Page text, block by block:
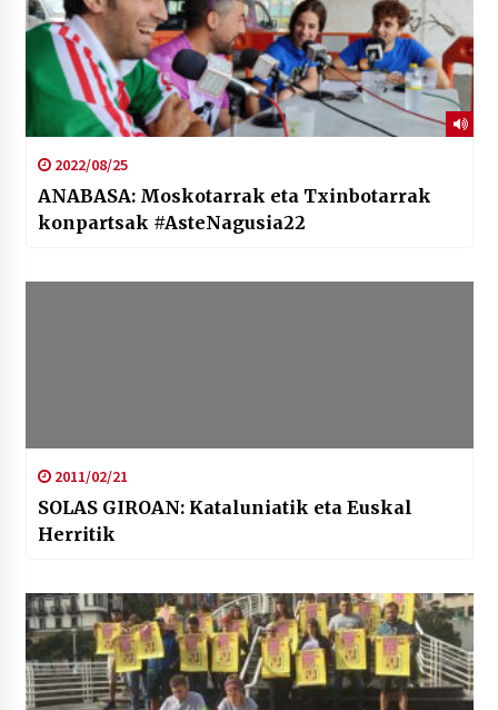
2022/08/25
ANABASA: Moskotarrak eta Txinbotarrak
konpartsak #AsteNagusia22
2011/02/21
SOLAS GIROAN: Kataluniatik eta Euskal
Herritik